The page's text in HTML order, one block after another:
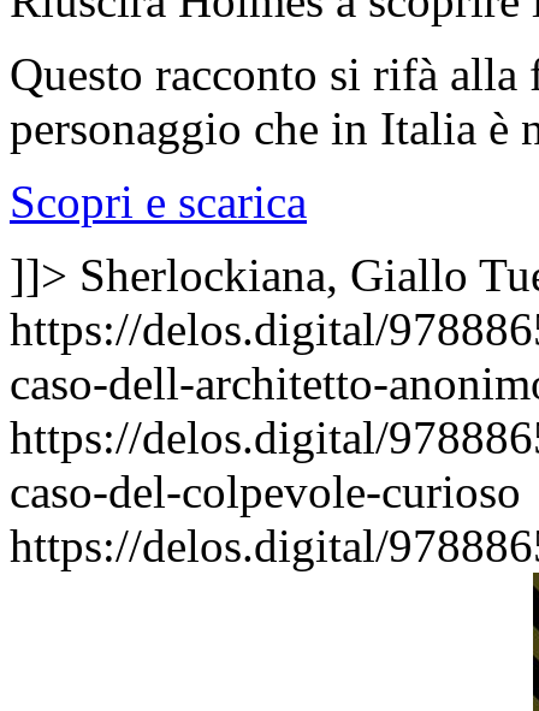
Questo racconto si rifà
personaggio che in Italia è
Scopri e scarica
]]> Sherlockiana, Giallo
https://delos.digital/
caso-dell-architetto-
https://delos.digital/
caso-del-colpevole-curioso
https://delos.digital/